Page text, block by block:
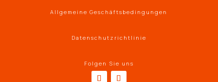
Allgemeine Geschäftsbedingungen
Datenschutzrichtlinie
Folgen Sie uns